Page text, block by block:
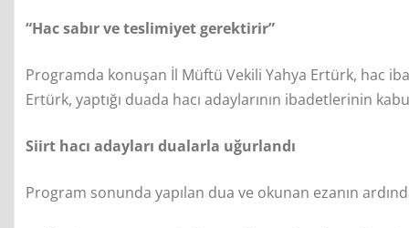
“Hac sabır ve teslimiyet gerektirir”
Programda konuşan İl Müftü Vekili Yahya Ertürk, hac
Ertürk, yaptığı duada hacı adaylarının ibadetlerinin
Siirt hacı adayları dualarla uğurlandı
Program sonunda yapılan dua ve okunan ezanın